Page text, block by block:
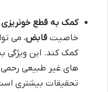
کمک به قطع
خاصیت قابض، می
کمک کند. این ویژگی
های غیر طبیعی رحمی
تحقیقات بیشتری